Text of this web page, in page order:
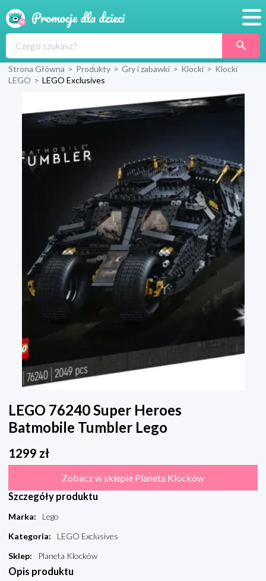
Produkty
Sklepy
Wyprawka
Strona Główna > Produkty > Gry i zabawki > Klocki > Klocki
LEGO > LEGO Exclusives
LEGO 76240 Super Heroes
Batmobile Tumbler Lego
1299 zł
Zobacz w sklepie Planeta Klocków
Szczegóły produktu
Marka:
Lego
Kategoria:
LEGO Exclusives
Sklep: Planeta Klocków
Opis produktu